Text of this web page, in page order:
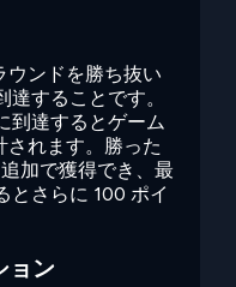
ウンドを勝ち抜い
することです。
到達するとゲーム
されます。勝った
加で獲得でき、最
とさらに 100 ポイ
ョン